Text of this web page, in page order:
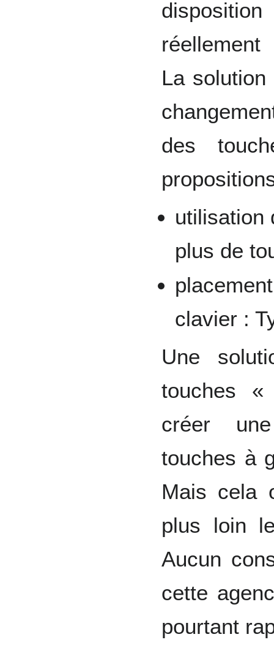
La
des
utilisation
plus de
clavier :
Une
touches
créer
touches à
Mais cela
plus loin
Aucun
cette
pourtant